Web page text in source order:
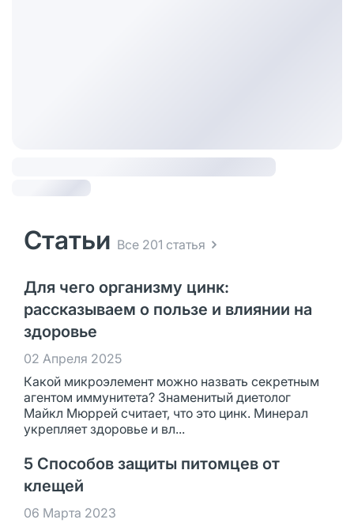
Статьи Все 201 статья
Для чего организму цинк:
рассказываем о пользе и влиянии на
здоровье
02 Апреля 2025
Какой микроэлемент можно назвать секретным
агентом иммунитета? Знаменитый диетолог
Майкл Мюррей считает, что это цинк. Минерал
укрепляет здоровье и вл...
5 Способов защиты питомцев от
клещей
06 Марта 2023